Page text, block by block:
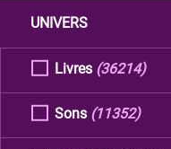
UNIVERS
Livres (36214)
Sons (11352)